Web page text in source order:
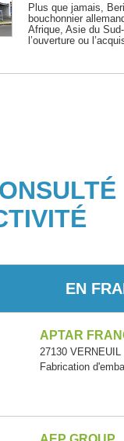
Plus que jamais,
bouchonnier
Afrique, Asie du
l’ouverture ou
EN
APTAR
27130
Fabrication